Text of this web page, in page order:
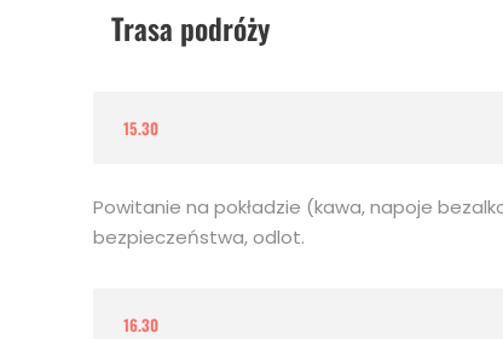
Trasa podróży
15.30
Powitanie na pokładzie (kawa, napoje
bezpieczeństwa, odlot.
16.30